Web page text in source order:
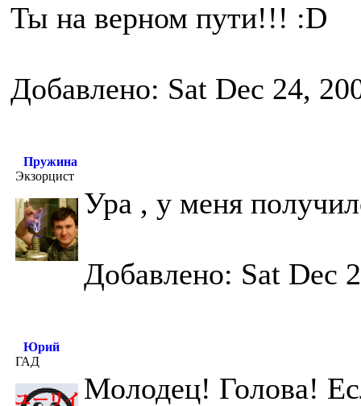
Ты на верном пути!!! :D
Добавлено: Sat Dec 24,
Пружина
Экзорцист
Ура , у меня
Добавлено: Sat Dec
Юрий
ГАД
Молодец! Голова!